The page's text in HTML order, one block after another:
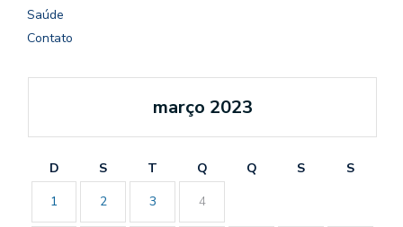
Saúde
Contato
março 2023
D S T Q Q S
S
1
2 3 4